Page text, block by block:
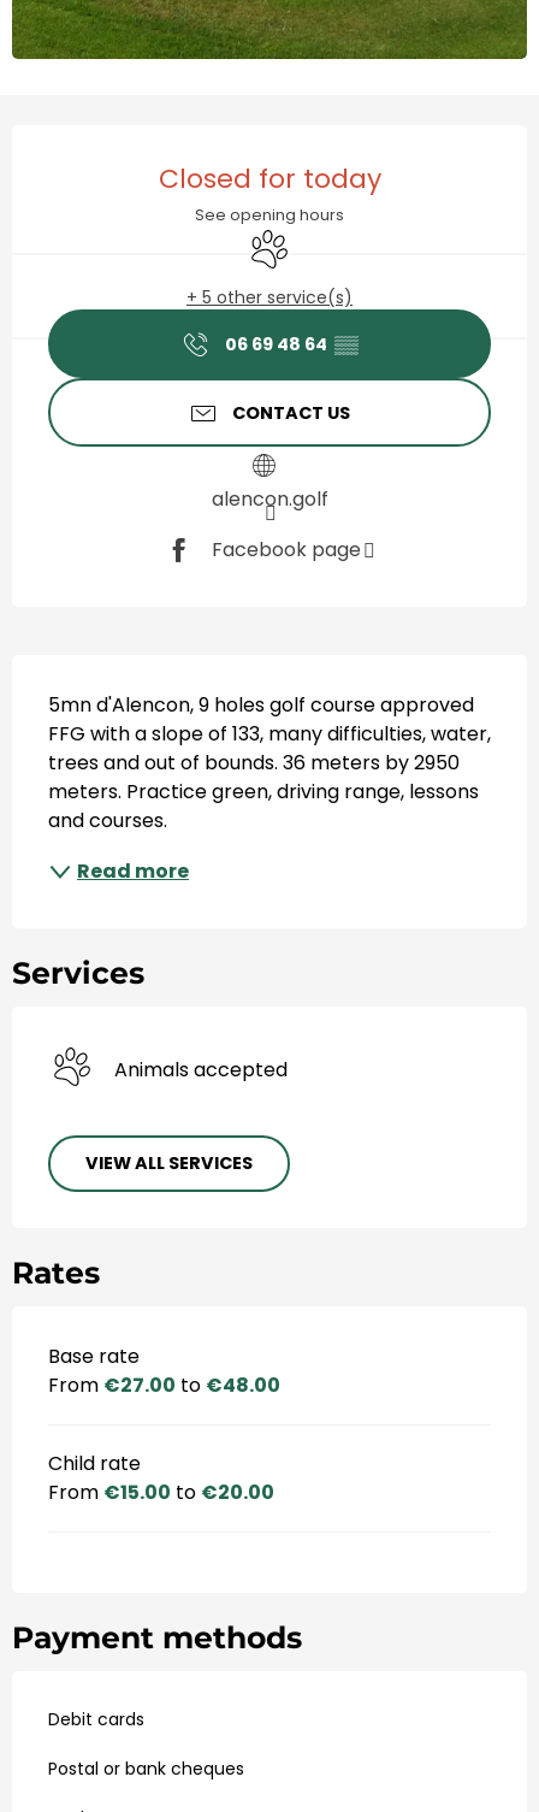
Closed for today
See opening hours
Animals accepted
+ 5 other service(s)
06 69 48 64 ▒▒
CONTACT US
alencon.golf
Facebook page
5mn d'Alencon, 9 holes golf course approved
FFG with a slope of 133, many difficulties, water,
trees and out of bounds. 36 meters by 2950
meters. Practice green, driving range, lessons
and courses.
Read more
Services
Animals accepted
VIEW ALL SERVICES
Rates
Base rate
From €27.00 to €48.00
Child rate
From €15.00 to €20.00
Payment methods
Debit cards
Postal or bank cheques